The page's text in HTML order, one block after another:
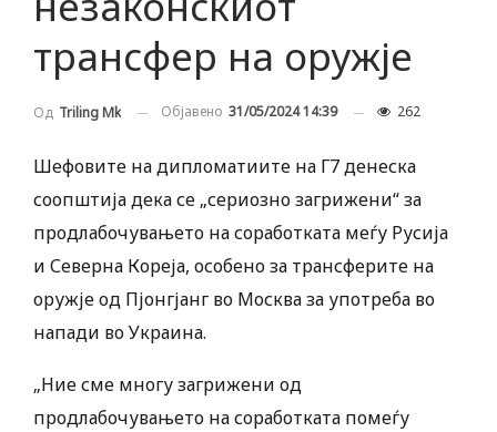
трансфер на оружје
Од Triling Mk Објавено 31/05/2024 14:39 262
Шефовите на дипломатиите на Г7 денеска
соопштија дека се „сериозно загрижени“ за
продлабочувањето на соработката меѓу Русија
и Северна Кореја, особено за трансферите на
оружје од Пјонгјанг во Москва за употреба во
напади во Украина.
„Ние сме многу загрижени од
продлабочувањето на соработката помеѓу